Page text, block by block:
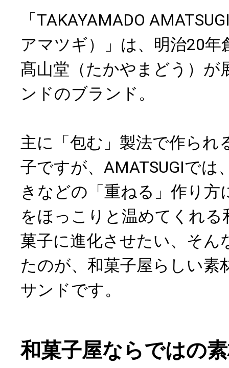
「TAKAYAMADO
アマツギ）」は、明治20年
髙山堂（たかやまどう）が
ンドのブランド。
主に「包む」製法で作られ
子ですが、AMATSUGIでは
きなどの「重ねる」作り方
をほっこりと温めてくれる
菓子に進化させたい、そん
たのが、和菓子屋らしい素
サンドです。
和菓子屋ならではの